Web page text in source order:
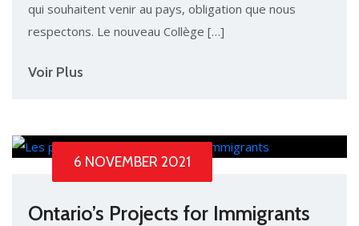
qui souhaitent venir au pays, obligation que nous
respectons. Le nouveau Collège […]
Voir Plus
6 NOVEMBER 2021
Ontario’s Projects for Immigrants